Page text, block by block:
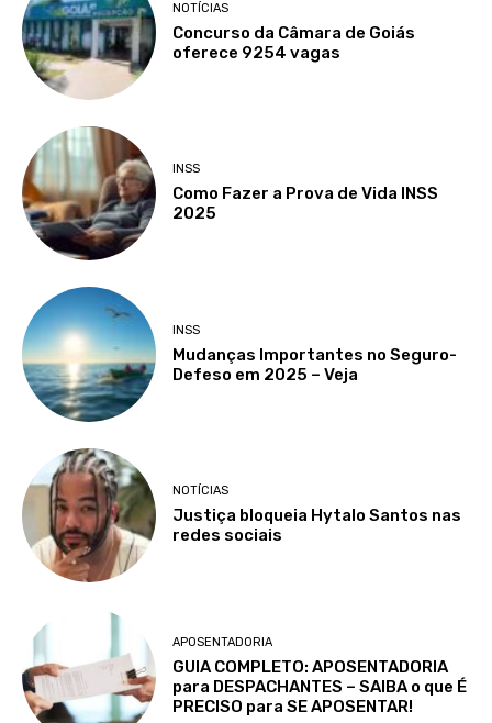
NOTÍCIAS
Concurso da Câmara de Goiás
oferece 9254 vagas
INSS
Como Fazer a Prova de Vida INSS
2025
INSS
Mudanças Importantes no Seguro-
Defeso em 2025 – Veja
NOTÍCIAS
Justiça bloqueia Hytalo Santos nas
redes sociais
APOSENTADORIA
GUIA COMPLETO: APOSENTADORIA
para DESPACHANTES – SAIBA o que É
PRECISO para SE APOSENTAR!